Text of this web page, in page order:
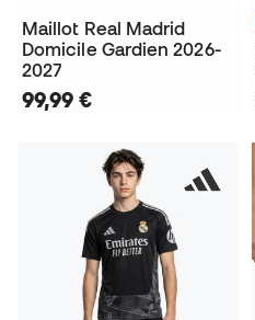
Maillot Real Madrid
Domicile Gardien 2026-
2027
99,99 €